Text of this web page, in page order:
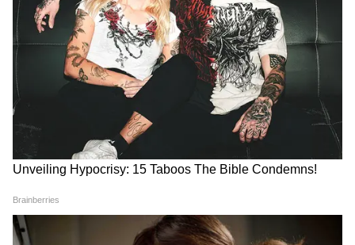
এমন জয়ের পর নিজেদের কেরিয়ারের ইতি
টেনেছেন রোহিত শর্মা, বিরাট কোহলি ও রবীন্দ্র
জাদেজা। বিশ্বকাপ জয়ের ম্যাচটিকে ক্যারিয়ারের
শেষ ম্যাচ হিসেবে করে রেখেছেন স্মরনীয়।
RECOMMENDED STORIES
SA20 League: চারিদিকে
তারকাদের মেলা! এলেন মার্শ,
Team India Squad: শ্রীলঙ্কার
স্পিনের ফাঁদ সামলাতে তৈরি